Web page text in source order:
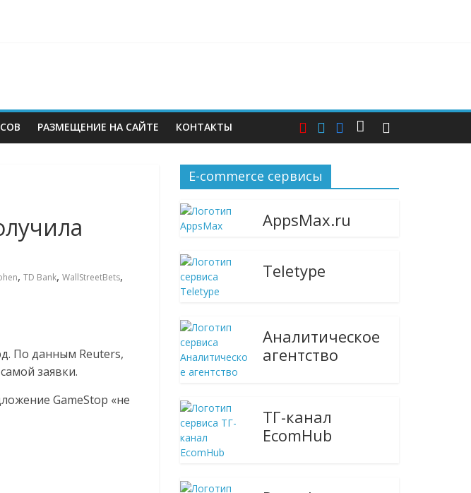
в центре Москвы
РАЗМЕЩЕНИЕ НА САЙТЕ КОНТАКТЫ
, TD Bank, WallStreetBets,
По данным Reuters,
заявки.
GameStop «не
E-commerce сервисы
AppsMax.ru
Teletype
Аналитическое
агентство
ТГ-канал
EcomHub